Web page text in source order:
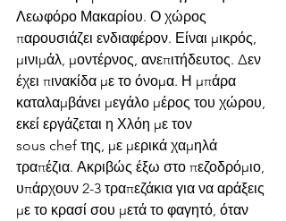
Λεωφόρο Μακαρίου. Ο χώρος
παρουσιάζει ενδιαφέρον. Είναι μικρός,
μινιμάλ, μοντέρνος, ανεπιτήδευτος. Δεν
έχει πινακίδα με το όνομα. Η μπάρα
καταλαμβάνει μεγάλο μέρος του χώρου,
εκεί εργάζεται η Χλόη με τον
sous chef της, με μερικά χαμηλά
τραπέζια. Ακριβώς έξω στο πεζοδρόμιο,
υπάρχουν 2-3 τραπεζάκια για να αράξεις
με το κρασί σου μετά το φαγητό, όταν